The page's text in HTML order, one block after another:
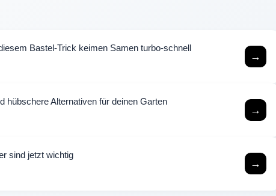
Bastel-Trick keimen Samen turbo-schnell
→
hübschere Alternativen für deinen Garten
→
sind jetzt wichtig
→